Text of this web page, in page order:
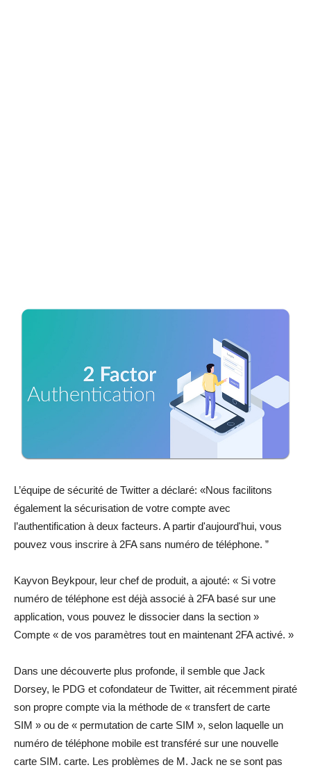
L’équipe de sécurité de Twitter a déclaré: «Nous facilitons
également la sécurisation de votre compte avec
l’authentification à deux facteurs. A partir d'aujourd'hui, vous
pouvez vous inscrire à 2FA sans numéro de téléphone. ”
Kayvon Beykpour, leur chef de produit, a ajouté: « Si votre
numéro de téléphone est déjà associé à 2FA basé sur une
application, vous pouvez le dissocier dans la section »
Compte « de vos paramètres tout en maintenant 2FA activé. »
Dans une découverte plus profonde, il semble que Jack
Dorsey, le PDG et cofondateur de Twitter, ait récemment piraté
son propre compte via la méthode de « transfert de carte
SIM » ou de « permutation de carte SIM », selon laquelle un
numéro de téléphone mobile est transféré sur une nouvelle
carte SIM. carte. Les problèmes de M. Jack ne se sont pas